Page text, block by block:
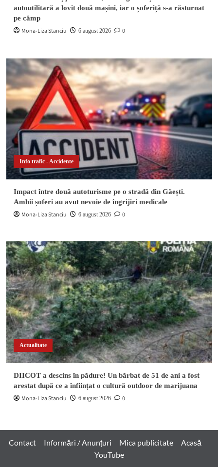
autoutilitară a lovit două mașini, iar o șoferiță s-a răsturnat
pe câmp
Mona-Liza Stanciu 6 august 2026 0
Info trafic - Accidente
Impact între două autoturisme pe o stradă din Găești.
Ambii șoferi au avut nevoie de îngrijiri medicale
Mona-Liza Stanciu 6 august 2026 0
Actualitate
DIICOT a descins în pădure! Un bărbat de 51 de ani a fost
arestat după ce a înființat o cultură outdoor de marijuana
Mona-Liza Stanciu 6 august 2026 0
Contact Informări / Anunțuri Mica publicitate
Acasă
YouTube